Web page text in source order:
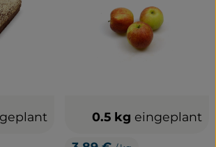
0.5 kg eingeplant